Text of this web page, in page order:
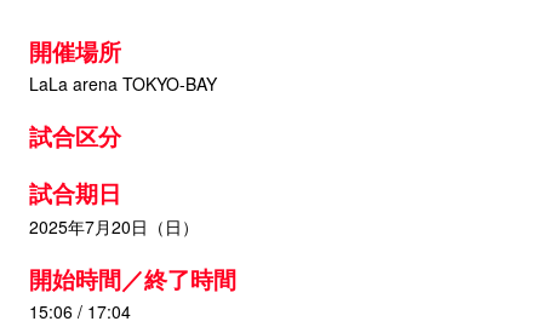
開催場所
LaLa arena TOKYO-BAY
試合区分
試合期日
2025年7月20日（日）
開始時間／終了時間
15:06 / 17:04